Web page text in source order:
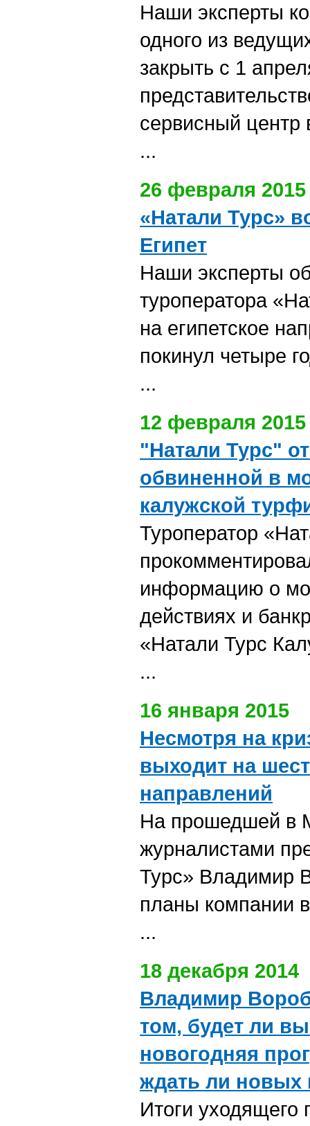
Наши эксперты
одного из
закрыть с 1
сервисный центр
...
26 февраля 2015
«Натали Турс»
Египет
Наши эксперты
туроператора
на египетское
покинул четыре
...
12 февраля 2015
"Натали Турс"
обвиненной в
калужской
Туроператор
информацию о
действиях и
«Натали Турс
...
16 января 2015
Несмотря на
выходит на
направлений
На прошедшей в
журналистами
Турс» Владимир
планы компании
...
18 декабря 2014
Владимир
том, будет ли
новогодняя
ждать ли новых
Итоги уходящего